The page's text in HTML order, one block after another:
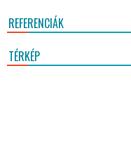
REFERENCIÁK
TÉRKÉP